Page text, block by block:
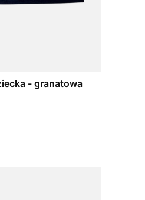
- granatowa